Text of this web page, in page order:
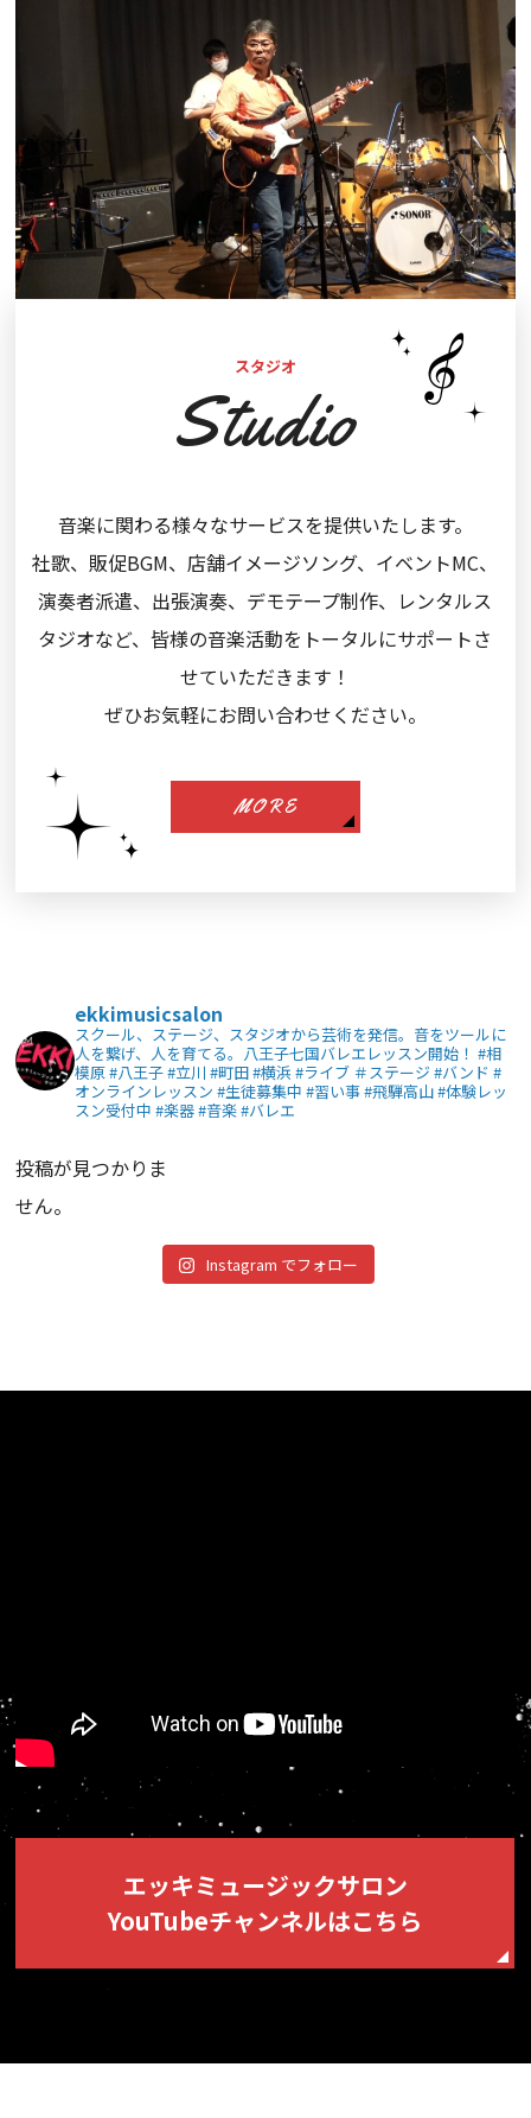
スタジオ
Studio
音楽に関わる様々なサービスを提供いたします。
社歌、販促BGM、店舗イメージソング、イベントMC、
演奏者派遣、出張演奏、デモテープ制作、レンタルス
タジオなど、皆様の音楽活動をトータルにサポートさ
せていただきます！
ぜひお気軽にお問い合わせください。
MORE
ekkimusicsalon
スクール、ステージ、スタジオから芸術を発信。音をツールに
人を繋げ、人を育てる。八王子七国バレエレッスン開始！ #相
模原 #八王子 #立川 #町田 #横浜 #ライブ ＃ステージ #バンド #
オンラインレッスン #生徒募集中 #習い事 #飛騨高山 #体験レッ
スン受付中 #楽器 #音楽 #バレエ
投稿が見つかりま
せん。
Instagram でフォロー
エッキミュージックサロン
YouTubeチャンネルはこちら